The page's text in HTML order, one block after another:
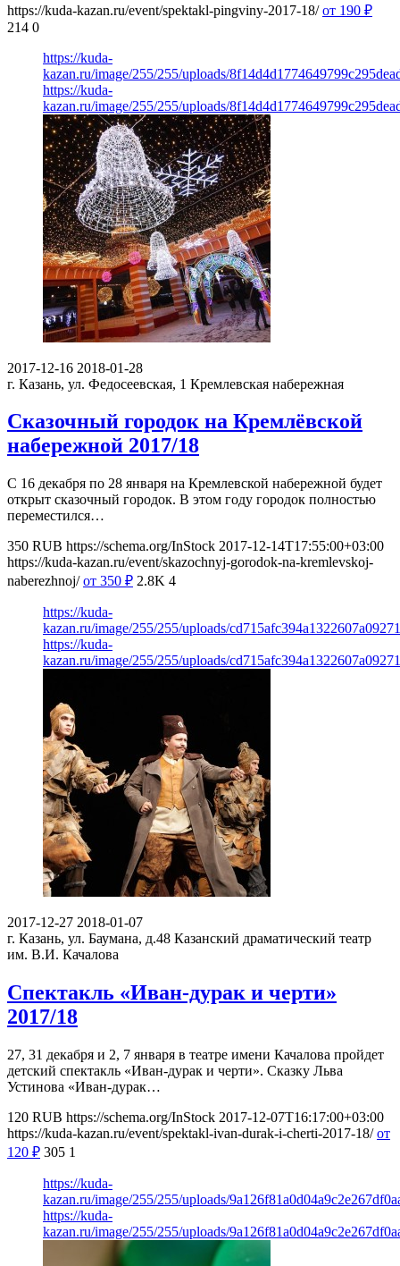
https://kuda-kazan.ru/event/spektakl-pingviny-2017-18/ от 190 ₽
214 0
https://kuda-
kazan.ru/image/255/255/uploads/
https://kuda-
kazan.ru/image/255/255/uploads/
2017-12-16 2018-01-28
г. Казань, ул. Федосеевская, 1 Кремлевская набережная
Сказочный городок на Кремлёвской
набережной 2017/18
С 16 декабря по 28 января на Кремлевской набережной будет
открыт сказочный городок. В этом году городок полностью
переместился…
350 RUB https://schema.org/InStock 2017-12-14T17:55:00+03:00
https://kuda-kazan.ru/event/skazochnyj-gorodok-na-kremlevskoj-
naberezhnoj/ от 350 ₽ 2.8K 4
https://kuda-
kazan.ru/image/255/255/uploads/
https://kuda-
kazan.ru/image/255/255/uploads/
2017-12-27 2018-01-07
г. Казань, ул. Баумана, д.48 Казанский драматический театр
им. В.И. Качалова
Спектакль «Иван-дурак и черти»
2017/18
27, 31 декабря и 2, 7 января в театре имени Качалова пройдет
детский спектакль «Иван-дурак и черти». Сказку Льва
Устинова «Иван-дурак…
120 RUB https://schema.org/InStock 2017-12-07T16:17:00+03:00
https://kuda-kazan.ru/event/spektakl-ivan-durak-i-cherti-2017-18/ от
120 ₽ 305 1
https://kuda-
kazan.ru/image/255/255/uploads/
https://kuda-
kazan.ru/image/255/255/uploads/